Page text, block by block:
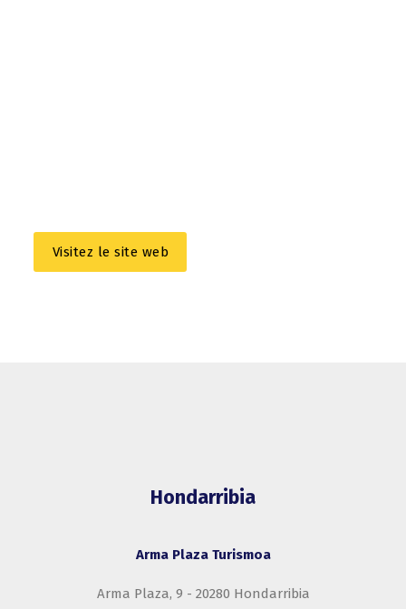
Visitez le site web
Hondarribia
Arma Plaza Turismoa
Arma Plaza, 9 - 20280 Hondarribia